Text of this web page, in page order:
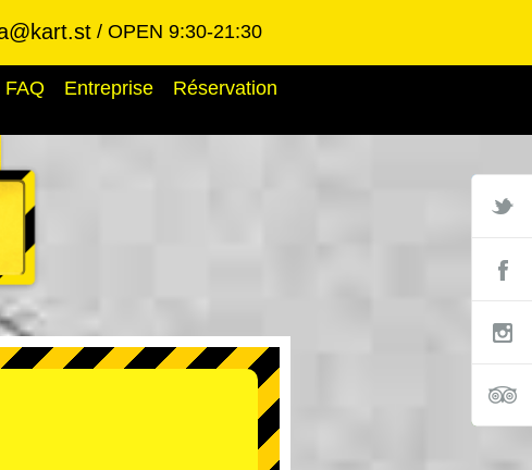
OPEN 9:30-21:30
FAQ Entreprise
Réservation